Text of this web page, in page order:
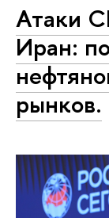
Атаки
Иран:
рынков.